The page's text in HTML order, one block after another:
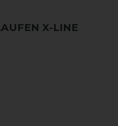
X-LINE